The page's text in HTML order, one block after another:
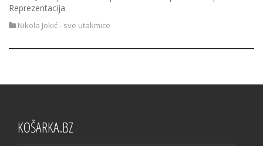
Reprezentacija
Nikola Jokić - sve utakmice
KOŠARKA.BZ